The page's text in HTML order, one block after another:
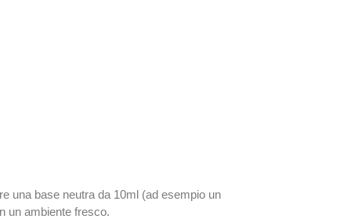
una base neutra da 10ml (ad esempio un
un ambiente fresco.